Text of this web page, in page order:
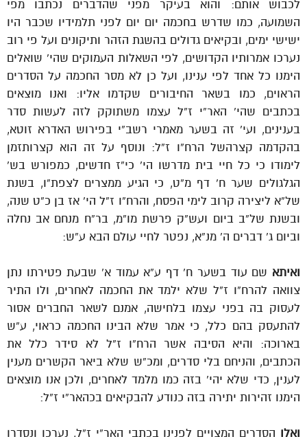
לכבוש אותם: והוא בעיקר מפני שהדברים נכתבו מפי
השמועה, כמו שדרש בחכמה יום יום לפני תלמידיו שכבר היו
ישישי ימים, ובקיאים גדולים בהשגת הזהר ותיקונים ועל פי רוב
נערכו אמרותיו הקדושים, לפי השאלות העמוקים שהי’ שואלים
הימנו כל אחד לפי ענינו, ועל כן לא מסר החכמה על הסדרים
הראוים, כמו בשאר החיבורים שקדמו אליו: ואנו מוצאים
בכתבים שהי’ האר”י ז”ל עצמו משתוקק לזה לעשות סדר
בענינים, ועי’ זה בשער מאמרי רשב”י בפירוש האדרא זוטא,
בהקדמה קצרהשל הרח”ו ז”ל: ונוסף על זה הוא קצרותזמן
לימודו כי כל חיי בית מדרשו הי’ כי”ז חדשים, כמפורש בש’
הגלגולים שער ח’ דף מ”ט, כי הגיע ממצרים לצפת”ו, בשנת
של”א ליצירה קרוב לימי הפסח, והרח”ו ז”ל הי’ אז בן כ”ט שנה,
ובשנת של”ב ביום ועש”ק פרשת מו”מ, בר”ח מנחם אב נחלה
וביום ג’ דברים ה’ מנ”א, נפטר לחיי עולם הבא ע”ש:
ואיתא שם עוד בשער ח’ דף ע”א עמוד א’ שבעת פטירתו נתן
צוואה להרח”ו ז”ל שלא ילמד את החכמה לאחרים, ולו התיר
לעסוק בה בפני עצמו בלחישה, אמנם לשאר החברים אסור
להתעסק בהם כלל, כי אמר שלא הבינו החכמה כראוי, ע”ש
בארוכה: והיא הסיבה אשר הרח”ו ז”ל לא סידר כלל את
הכתבים, והניחם בלי סדרים, ומכ”ש שלא ביאר הקשרים מענין
לענין, כדי שלא יהי’ בזה כמו מלמד לאחרים, ולכן אנו מוצאים
הימנו זהירות יתירה בזה כנודע להבקיאים בכהאר”י ז”ל:
ואלו הסדרים המצויים לפנינו בכתבי האר”י ז”ל, נערכו ונסדרו